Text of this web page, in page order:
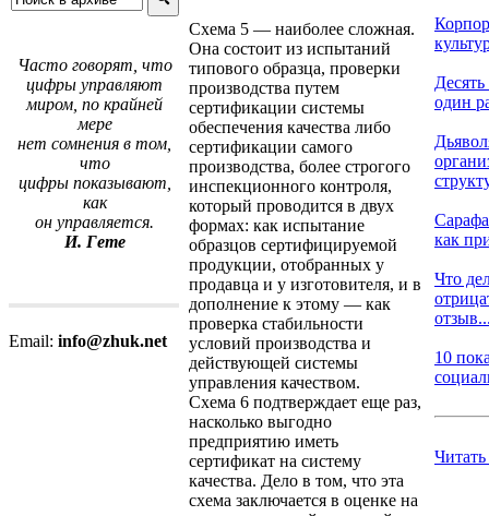
Часто говорят, что
цифры управляют
миром, по крайней
мере
нет сомнения в том,
что
цифры показывают,
как
он управляется.
И. Гете
Email: info@zhuk.net
Схема 5 — наиболее сложная.
Она состоит из испытаний
типового образца, проверки
производства путем
сертификации системы
обеспечения качества либо
сертификации самого
производства, более строгого
инспекционного контроля,
который проводится в двух
формах: как испытание
образцов сертифицируемой
продукции, отобранных у
продавца и у изготовителя, и в
дополнение к этому — как
проверка стабильности
условий производства и
действующей системы
управления качеством.
Схема 6 подтверждает еще раз,
насколько выгодно
предприятию иметь
сертификат на систему
качества. Дело в том, что эта
схема заключается в оценке на
Десять
один
как
Что
10